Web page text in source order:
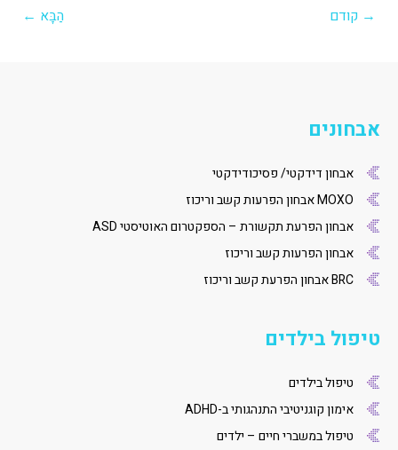
→ קודם הַבָּא ←
אבחונים
אבחון דידקטי/ פסיכודידקטי
MOXO אבחון הפרעות קשב וריכוז
אבחון הפרעת תקשורת – הספקטרום האוטיסטי ASD
אבחון הפרעות קשב וריכוז
BRC אבחון הפרעת קשב וריכוז
טיפול בילדים
טיפול בילדים
אימון קוגניטיבי התנהגותי ב-ADHD
טיפול במשברי חיים – ילדים